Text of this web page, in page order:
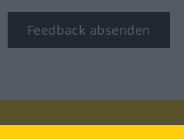
Feedback absenden